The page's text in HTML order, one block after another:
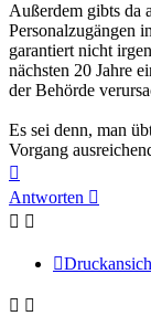
Außerdem gibts da
Personalzugängen
garantiert nicht
nächsten 20 Jahre
der Behörde
Es sei denn, man
Vorgang
oben
Antworten